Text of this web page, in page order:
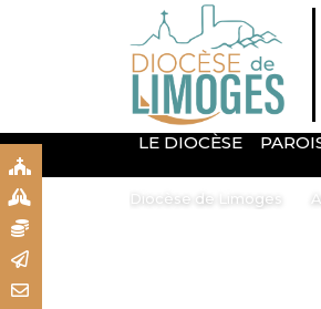
LE DIOCÈSE
Diocèse de Limoges